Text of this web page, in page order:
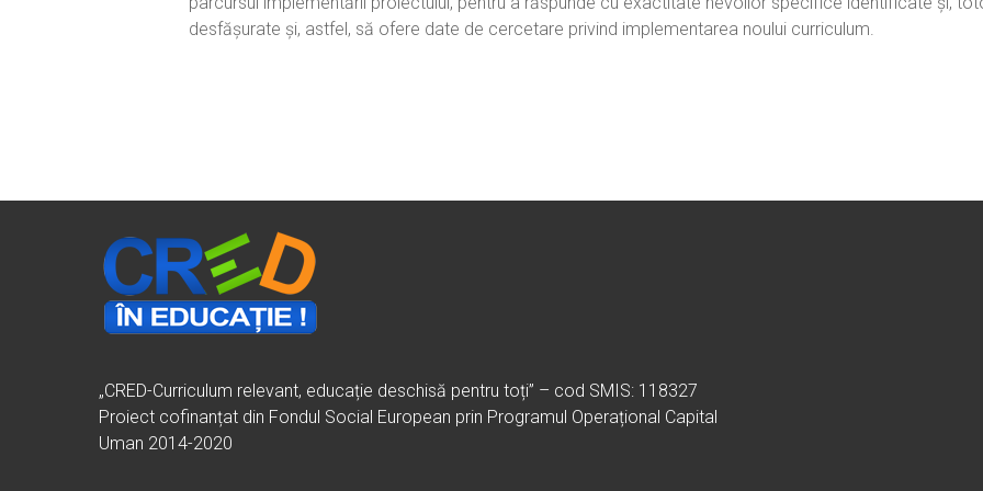
desfășurate și, astfel, să ofere date de cercetare privind implementarea noului curriculum.
„CRED-Curriculum relevant, educație deschisă pentru toți” – cod SMIS: 118327
Proiect cofinanțat din Fondul Social European prin Programul Operațional Capital
Uman 2014-2020